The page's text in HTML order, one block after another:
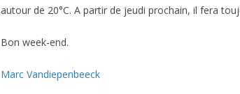
autour de 20°C. A partir de jeudi prochain, il fera
Bon week-end.
Marc Vandiepenbeeck